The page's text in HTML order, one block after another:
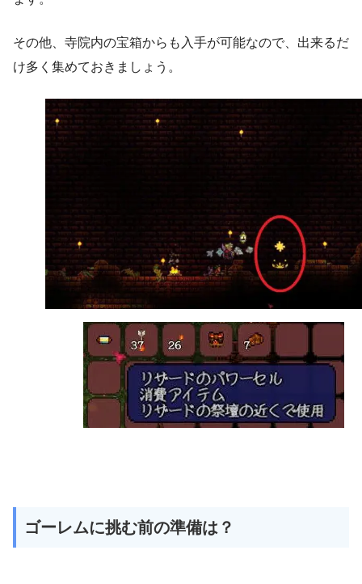
その他、寺院内の宝箱からも入手が可能なので、出来るだ
け多く集めておきましょう。
ゴーレムに挑む前の準備は？